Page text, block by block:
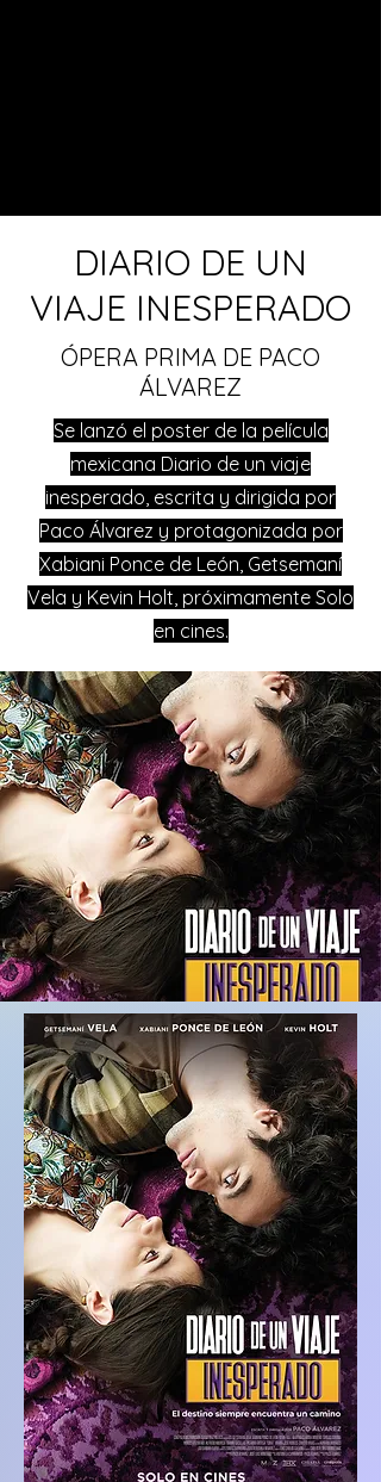
DIARIO DE UN
VIAJE INESPERADO
ÓPERA PRIMA DE PACO
ÁLVAREZ
Se lanzó el poster de la película
mexicana Diario de un viaje
inesperado, escrita y dirigida por
Paco Álvarez y protagonizada por
Xabiani Ponce de León, Getsemaní
Vela y Kevin Holt, próximamente Solo
en cines.